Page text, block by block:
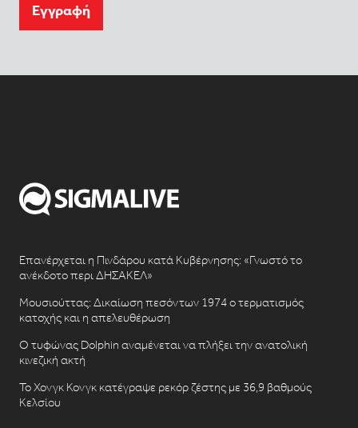
Eγγραφή
Επανέρχεται η Πινδάρου κατά Κυβέρνησης: «Γνωστό το
ανέκδοτο περι ΔΗΣΑΚΕΛ»
Μουσιούττας: Δικαίωση πεσόντων 1974 ο τερματισμός
κατοχής και η απελευθέρωση
Ο τυφώνας Dolphin αναμένεται να πλήξει την ανατολική
κινεζική ακτή
Το Χονγκ Κονγκ κατέγραψε ρεκόρ ζέστης με 36,9 βαθμούς
Κελσίου